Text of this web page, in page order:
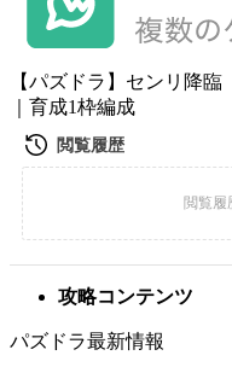
【パズドラ】センリ降
｜育成1枠編成
攻略コンテンツ
パズドラ最新情報